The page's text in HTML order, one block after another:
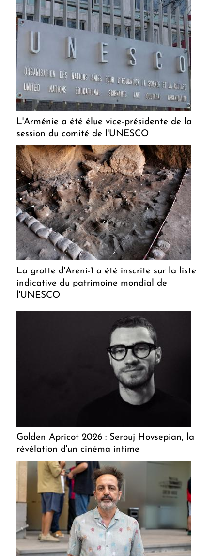
L'Arménie a été élue vice-présidente de la
session du comité de l'UNESCO
La grotte d'Areni-1 a été inscrite sur la liste
indicative du patrimoine mondial de
l'UNESCO
Golden Apricot 2026 : Serouj Hovsepian, la
révélation d'un cinéma intime